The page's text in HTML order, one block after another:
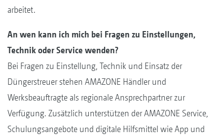
arbeitet.
An wen kann ich mich bei Fragen zu Einstellungen,
Technik oder Service wenden?
Bei Fragen zu Einstellung, Technik und Einsatz der
Düngerstreuer stehen AMAZONE Händler und
Werksbeauftragte als regionale Ansprechpartner zur
Verfügung. Zusätzlich unterstützen der AMAZONE Service,
Schulungsangebote und digitale Hilfsmittel wie App und